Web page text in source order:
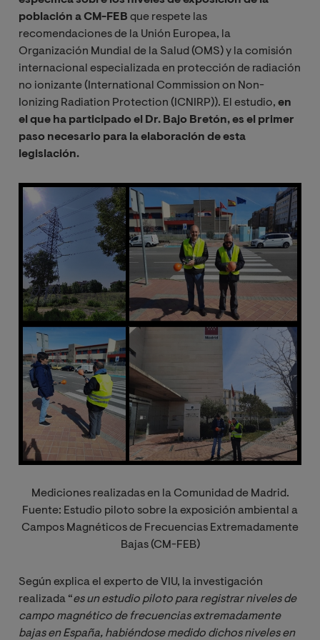
población a CM-FEB que respete las
recomendaciones de la Unión Europea, la
Organización Mundial de la Salud (OMS) y la comisión
internacional especializada en protección de radiación
no ionizante (International Commission on Non-
Ionizing Radiation Protection (ICNIRP)). El estudio, en
el que ha participado el Dr. Bajo Bretón, es el primer
paso necesario para la elaboración de esta
legislación.
Image
Mediciones realizadas en la Comunidad de Madrid.
Fuente: Estudio piloto sobre la exposición ambiental a
Campos Magnéticos de Frecuencias Extremadamente
Bajas (CM-FEB)
Según explica el experto de VIU, la investigación
realizada “es un estudio piloto para registrar niveles de
campo magnético de frecuencias extremadamente
bajas en España, habiéndose medido dichos niveles en